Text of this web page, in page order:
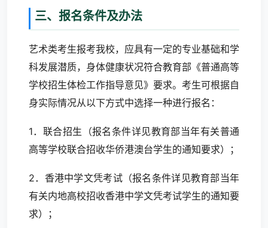
三、报名条件及办法
艺术类考生报考我校，应具有一定的专业基础和学
科发展潜质，身体健康状况符合教育部《普通高等
学校招生体检工作指导意见》要求。考生可根据自
身实际情况从以下方式中选择一种进行报名：
1．联合招生（报名条件详见教育部当年有关普通
高等学校联合招收华侨港澳台学生的通知要求）；
2．香港中学文凭考试（报名条件详见教育部当年
有关内地高校招收香港中学文凭考试学生的通知要
求）；